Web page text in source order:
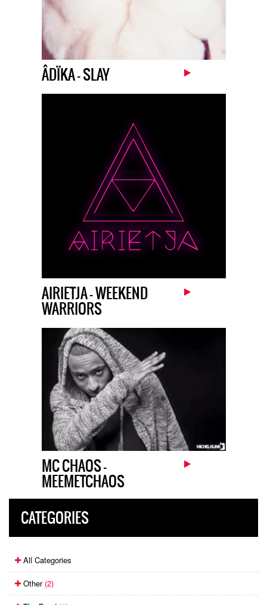
ÂDÏKA – SLAY
AIRIETJA – WEEKEND
WARRIORS
MC CHAOS –
MEEMETCHAOS
CATEGORIES
All Categories
Other (2)